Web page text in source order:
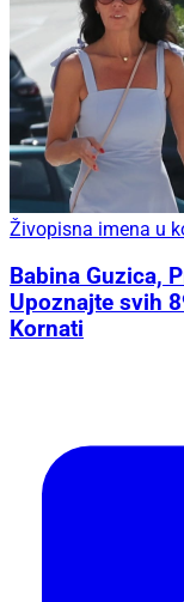
Živopisna imena u
Babina Guzica,
Upoznajte svih
Kornati